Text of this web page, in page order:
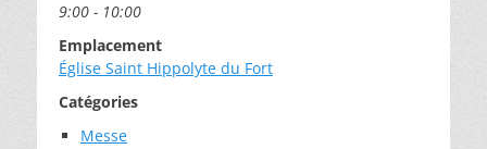
9:00 - 10:00
Emplacement
Église Saint Hippolyte du Fort
Catégories
Messe